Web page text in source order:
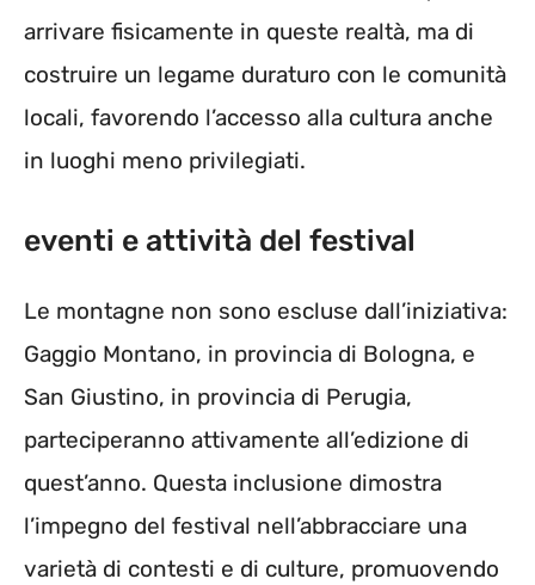
arrivare fisicamente in queste realtà, ma di
costruire un legame duraturo con le comunità
locali, favorendo l’accesso alla cultura anche
in luoghi meno privilegiati.
eventi e attività del festival
Le montagne non sono escluse dall’iniziativa:
Gaggio Montano, in provincia di Bologna, e
San Giustino, in provincia di Perugia,
parteciperanno attivamente all’edizione di
quest’anno. Questa inclusione dimostra
l’impegno del festival nell’abbracciare una
varietà di contesti e di culture, promuovendo